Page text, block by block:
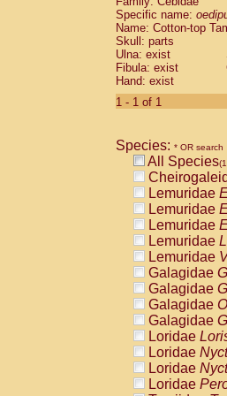
Cebidae
Cebidae
Cebidae
Cebidae
Cebidae
Cebidae
Cebidae
Cebidae
Cebidae
Cebidae
Cebidae
Cebidae
Atelidae
Atelidae
Atelidae
Atelidae
Atelidae
Atelidae
Atelidae
Atelidae
Atelidae
Atelidae
Pitheciidae
Specific name:
Name: Cotton-top
Skull: parts
Ulna: exist
Fibula: exist
Hand: exist
1 - 1 of 1
Species: * OR search
All Species
Lemuridae
Lemuridae
Lemuridae
Lemuridae
Lemuridae
Galagidae
Galagidae
Galagidae
Galagidae
Loridae
Loridae
Loridae
Loridae